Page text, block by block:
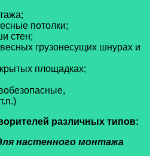
потолки;
стен;
грузонесущих шнурах и
площадках;
различных типов:
настенного монтажа